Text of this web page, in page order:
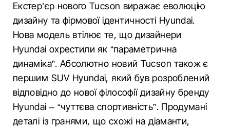
Екстер’єр нового Tucson виражає еволюцію
дизайну та фірмової ідентичності Hyundai.
Нова модель втілює те, що дизайнери
Hyundai охрестили як “параметрична
динаміка”. Абсолютно новий Tucson також є
першим SUV Hyundai, який був розроблений
відповідно до нової філософії дизайну бренду
Hyundai – “чуттєва спортивність”. Продумані
деталі із гранями, що схожі на діаманти,